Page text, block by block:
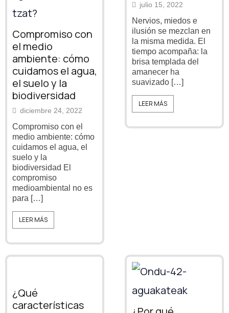
Compromiso con
el medio
ambiente: cómo
cuidamos el agua,
el suelo y la
biodiversidad
diciembre 24, 2022
Compromiso con el
medio ambiente: cómo
cuidamos el agua, el
suelo y la
biodiversidad El
compromiso
medioambiental no es
para […]
LEER MÁS
julio 15, 2022
Nervios, miedos e
ilusión se mezclan en
la misma medida. El
tiempo acompaña: la
brisa templada del
amanecer ha
suavizado […]
LEER MÁS
¿Qué
características